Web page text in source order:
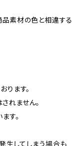
素材の色と相違する
ます。
れません。
す。
生してしまう場合も